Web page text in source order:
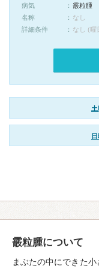
病気
霰粒腫
名称
なし
詳細条件
なし (曜
霰粒腫について
まぶたの中にできた